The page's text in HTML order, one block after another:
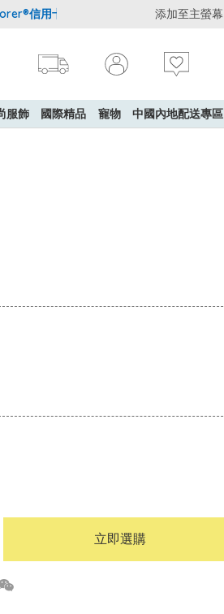
用卡會員購物禮遇：高達5%簽賬回贈！
添加至主螢幕
服飾 國際精品 寵物 中國內地配送專區
立即選購